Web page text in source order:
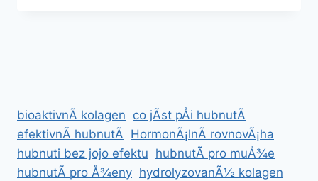
bioaktivnÃ­ kolagen co jÃ­st pÅi hubnutÃ­
efektivnÃ­ hubnutÃ­ HormonÃ¡lnÃ­ rovnovÃ¡ha
hubnuti bez jojo efektu hubnutÃ­ pro muÅ¾e
hubnutÃ­ pro Å¾eny hydrolyzovanÃ½ kolagen